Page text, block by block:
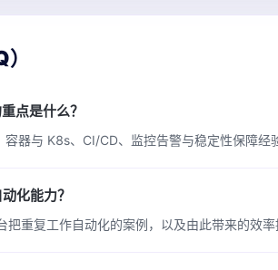
点是什么？
器与 K8s、CI/CD、监控告警与稳定性保障经
化能力？
把重复工作自动化的案例，以及由此带来的效率